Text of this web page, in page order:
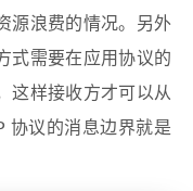
源浪费的情况。另外
式需要在应用协议的
这样接收方才可以从
协议的消息边界就是